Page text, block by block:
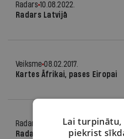
Radars 10.08.2022.
Radars Latvijā
Veiksme 08.02.2017.
Kartes Āfrikai, pases Eiropai
Radars
04.04.2012.
Radars Latvijā
Lai turpinātu,
piekrist